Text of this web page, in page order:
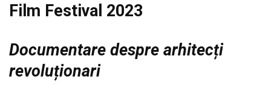
Film Festival 2023
Documentare despre arhitecți
revoluționari